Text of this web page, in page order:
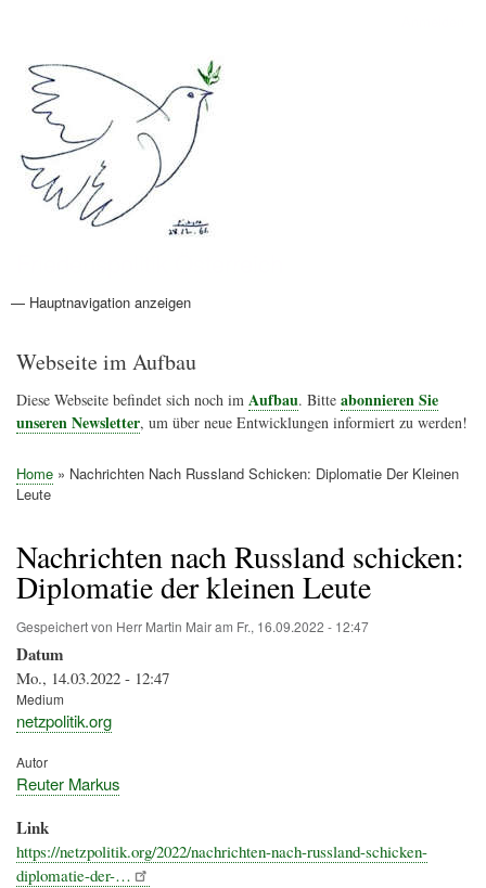
Hauptnavigation
— Hauptnavigation anzeigen
Aktionen
Friedensbewegung
Friedensprojekte
Home
Konflikte
Links
Narichtenlinks
News
Politik
Termine
Texte
Kunst
Friedensexperten
Friedensforschung
Friedensinitiativen
Friedensnachrichten
Webseite im Aufbau
Diese Webseite befindet sich noch im Aufbau. Bitte abonnieren Sie
unseren Newsletter, um über neue Entwicklungen informiert zu werden!
Pfadnavigation
Home
Nachrichten Nach Russland Schicken: Diplomatie Der Kleinen
Leute
Nachrichten nach Russland schicken:
Diplomatie der kleinen Leute
Gespeichert von Herr Martin Mairam Fr., 16.09.2022 - 12:47
Datum
Mo., 14.03.2022 - 12:47
Medium
netzpolitik.org
Autor
Reuter Markus
Link
https://netzpolitik.org/2022/nachrichten-nach-russland-schicken-
diplomatie-der-…